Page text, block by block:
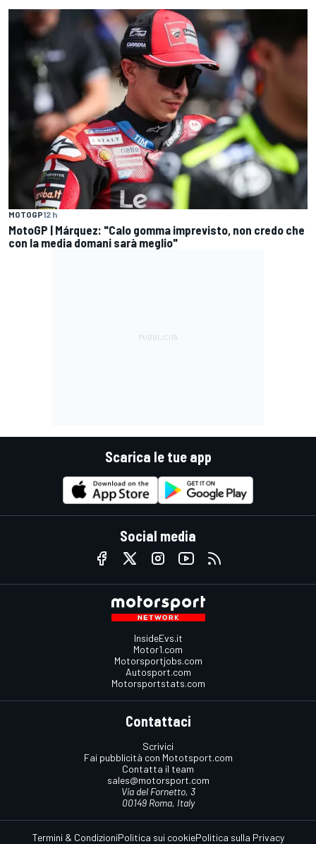
MOTOGP12 h
MotoGP | Márquez: "Calo gomma imprevisto, non credo che
con la media domani sarà meglio"
Scarica le tue app
Social media
InsideEvs.it
Motor1.com
Motorsportjobs.com
Autosport.com
Motorsportstats.com
Contattaci
Scrivici
Fai pubblicità con Mototsport.com
Contatta il team
sales@motorsport.com
Via del Fornetto, 3
00149 Roma, Italy
Termini & CondizioniPolitica sui cookiePolitica sulla Privacy